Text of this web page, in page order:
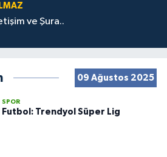
ve Şura..
09 Ağustos 2025
SPOR
Futbol: Trendyol Süper Lig